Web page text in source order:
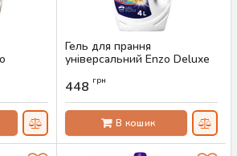
Гель для прання
універсальний Enzo Deluxe
Артикул:
448 грн
В кошик